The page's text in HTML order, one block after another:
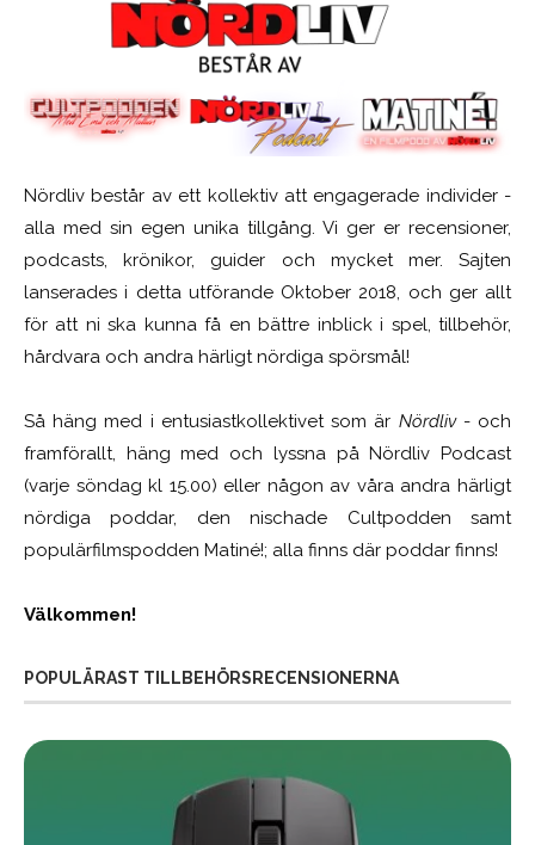
Nördliv består av ett kollektiv att engagerade individer -
alla med sin egen unika tillgång. Vi ger er recensioner,
podcasts, krönikor, guider och mycket mer. Sajten
lanserades i detta utförande Oktober 2018, och ger allt
för att ni ska kunna få en bättre inblick i spel, tillbehör,
hårdvara och andra härligt nördiga spörsmål!
Så häng med i entusiastkollektivet som är Nördliv- och
framförallt, häng med och lyssna på Nördliv Podcast
(varje söndag kl 15.00) eller någon av våra andra härligt
nördiga poddar, den nischade Cultpodden samt
populärfilmspodden Matiné!; alla finns där poddar finns!
Välkommen!
POPULÄRAST TILLBEHÖRSRECENSIONERNA